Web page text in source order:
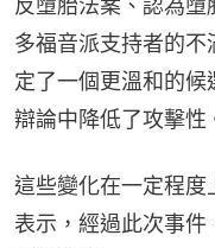
反墮胎法案、認為
多福音派支持者的
定了一個更溫和的
辯論中降低了攻擊性
這些變化在一定程度
表示，經過此次事